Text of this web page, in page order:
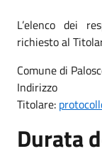
L’elenco dei
richiesto al
Comune di
Titolare:
Durata